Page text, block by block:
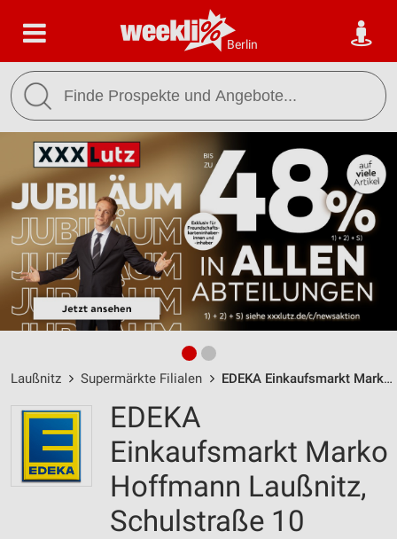
Berlin
Laußnitz Supermärkte Filialen EDEKA Einkaufsmarkt Marko Hoffmann Laußnitz / Schulstraße 10 - Öffnungszeiten & Adresse
EDEKA
Einkaufsmarkt Marko
Hoffmann Laußnitz,
Schulstraße 10